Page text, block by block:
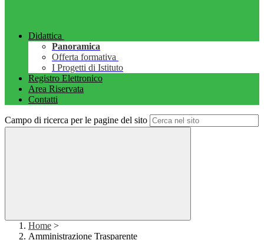
Didattica
Panoramica
Offerta formativa
I Progetti di Istituto
Registro Elettronico
Area Riservata
Contatti
Campo di ricerca per le pagine del sito
Home >
Amministrazione Trasparente